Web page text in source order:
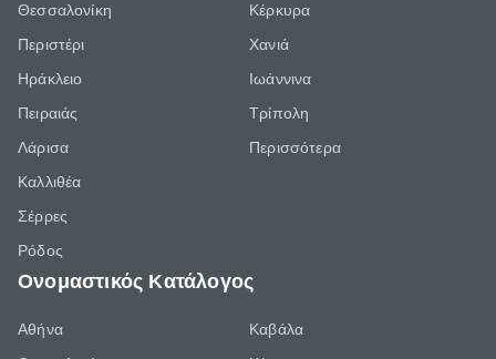
Θεσσαλονίκη
Περιστέρι
Ηράκλειο
Πειραιάς
Λάρισα
Καλλιθέα
Σέρρες
Ρόδος
Κέρκυρα
Χανιά
Ιωάννινα
Τρίπολη
Περισσότερα
Ονομαστικός Κατάλογος
Αθήνα
Καβάλα